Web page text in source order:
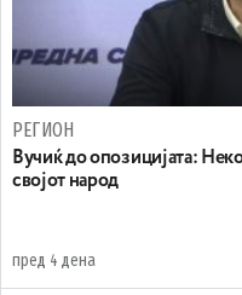
РЕГИОН
Вучиќ до опозицијата:
својот народ
пред 4 дена